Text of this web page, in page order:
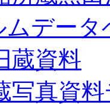
データ
蔵資料
写真資